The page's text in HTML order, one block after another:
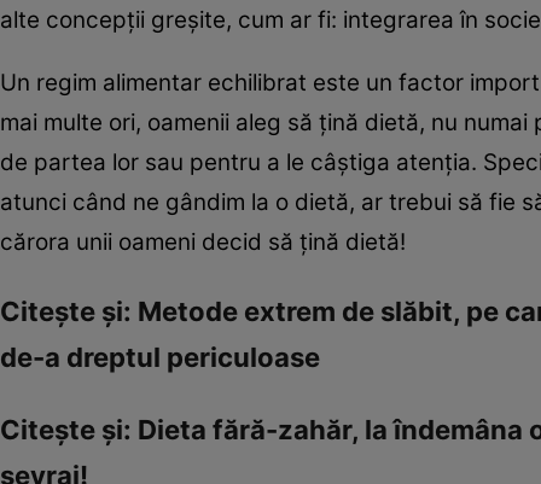
alte concepţii greşite, cum ar fi: integrarea în
Un regim alimentar echilibrat este un factor
mai multe ori, oamenii aleg să ţină dietă, nu
de partea lor sau pentru a le câştiga atenţia.
atunci când ne gândim la o dietă, ar trebui să fie
cărora unii oameni decid să ţină dietă!
Citeşte şi: Metode extrem de slăbit, pe
de-a dreptul periculoase
Citeşte şi: Dieta fără-zahăr, la îndemâna
sevraj!